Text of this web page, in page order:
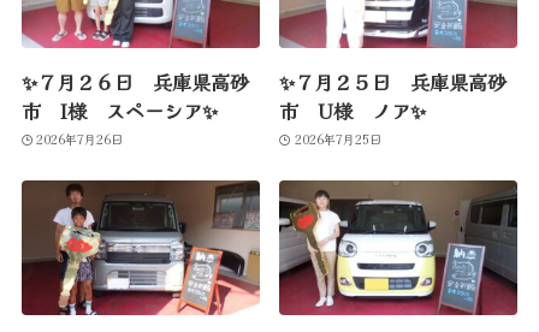
✨７月２６日 兵庫県高砂
市 I様 スペーシア✨
2026年7月26日
✨７月２５日 兵庫県高砂
市 U様 ノア✨
2026年7月25日